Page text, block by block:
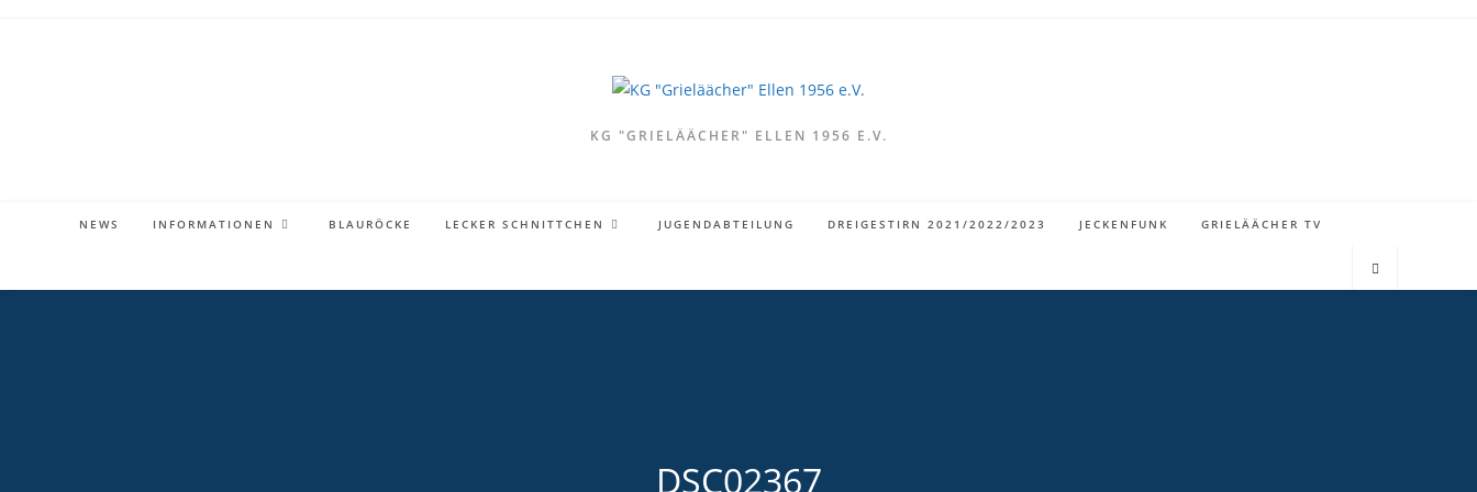
KG "GRIELÄÄCHER" ELLEN 1956 E.V.
NEWS INFORMATIONEN BLAURÖCKE LECKER SCHNITTCHEN JUGENDABTEILUNG DREIGESTIRN 2021/2022/2023 JECKENFUNK GRIELÄÄCHER TV
DSC02367